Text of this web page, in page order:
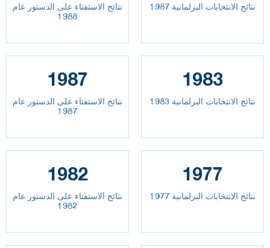
نتائج الاستفتاء على الدستور عام
1988
نتائج الانتخابات البرلمانية 1987
1987
نتائج الاستفتاء على الدستور عام
1987
1983
نتائج الانتخابات البرلمانية 1983
1982
نتائج الاستفتاء على الدستور عام
1982
1977
نتائج الانتخابات البرلمانية 1977